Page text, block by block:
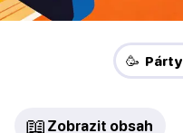
🥳 Párty
📖 Zobrazit obsah